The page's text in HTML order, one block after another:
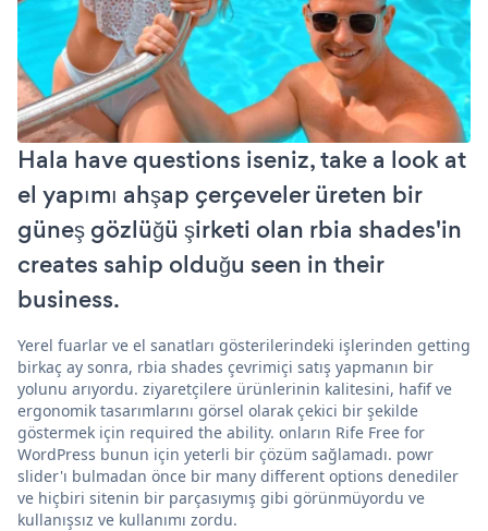
Hala have questions iseniz, take a look at
el yapımı ahşap çerçeveler üreten bir
güneş gözlüğü şirketi olan rbia shades'in
creates sahip olduğu seen in their
business.
Yerel fuarlar ve el sanatları gösterilerindeki işlerinden getting
birkaç ay sonra, rbia shades çevrimiçi satış yapmanın bir
yolunu arıyordu. ziyaretçilere ürünlerinin kalitesini, hafif ve
ergonomik tasarımlarını görsel olarak çekici bir şekilde
göstermek için required the ability. onların Rife Free for
WordPress bunun için yeterli bir çözüm sağlamadı. powr
slider'ı bulmadan önce bir many different options denediler
ve hiçbiri sitenin bir parçasıymış gibi görünmüyordu ve
kullanışsız ve kullanımı zordu.